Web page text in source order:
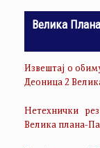
Велика
Извештај о
Деоница 2
Нетехнички
Велика плана-